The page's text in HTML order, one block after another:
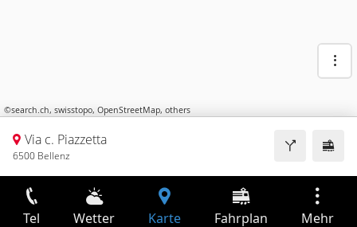
©search.ch, swisstopo, OpenStreetMap, others
Via c. Piazzetta
6500 Bellenz
Tel Wetter Karte Fahrplan Mehr